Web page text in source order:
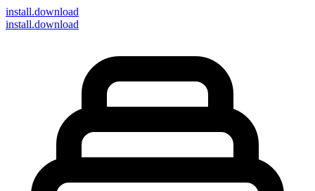
install.download
install.download